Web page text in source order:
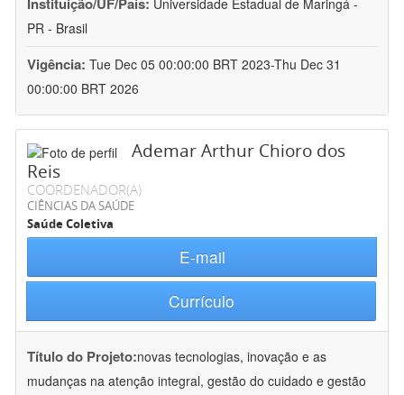
Universidade Estadual de Maringá -
PR - Brasil
Vigência: Tue Dec 05 00:00:00 BRT 2023-Thu Dec 31
00:00:00 BRT 2026
Ademar Arthur Chioro dos
Reis
COORDENADOR(A)
CIÊNCIAS DA SAÚDE
Saúde Coletiva
E-mail
Currículo
Título do Projeto:novas tecnologias, inovação e as
mudanças na atenção integral, gestão do cuidado e gestão